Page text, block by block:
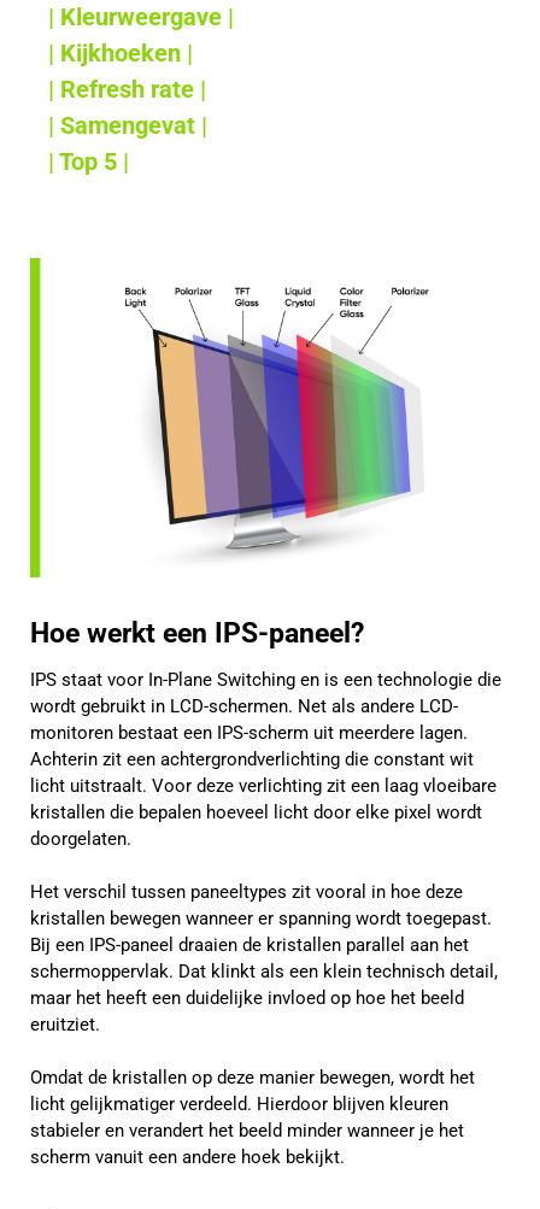
| Kleurweergave |
| Kijkhoeken |
| Refresh rate |
| Samengevat |
| Top 5 |
Hoe werkt een IPS-paneel?
IPS staat voor In-Plane Switching en is een technologie die
wordt gebruikt in LCD-schermen. Net als andere LCD-
monitoren bestaat een IPS-scherm uit meerdere lagen.
Achterin zit een achtergrondverlichting die constant wit
licht uitstraalt. Voor deze verlichting zit een laag vloeibare
kristallen die bepalen hoeveel licht door elke pixel wordt
doorgelaten.
Het verschil tussen paneeltypes zit vooral in hoe deze
kristallen bewegen wanneer er spanning wordt toegepast.
Bij een IPS-paneel draaien de kristallen parallel aan het
schermoppervlak. Dat klinkt als een klein technisch detail,
maar het heeft een duidelijke invloed op hoe het beeld
eruitziet.
Omdat de kristallen op deze manier bewegen, wordt het
licht gelijkmatiger verdeeld. Hierdoor blijven kleuren
stabieler en verandert het beeld minder wanneer je het
scherm vanuit een andere hoek bekijkt.